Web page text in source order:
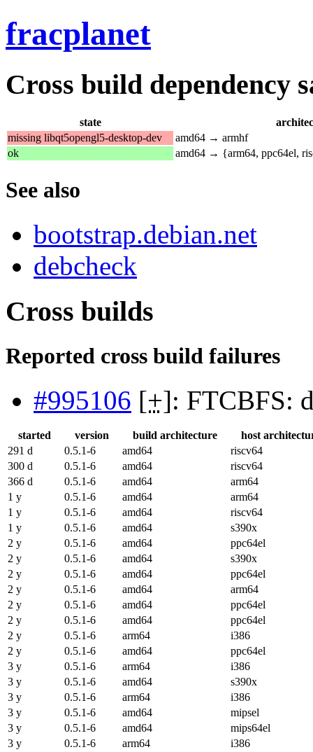
fracplanet
Cross build dependency
state
missing libqt5opengl5-desktop-dev
amd64 → armhf
ok
amd64 → {arm64, ppc64el,
See also
bootstrap.debian.net
debcheck
Cross builds
Reported cross build failures
#995106 [+]: FTCBFS:
started version build architecture
host
291 d
0.5.1-6 amd64
riscv64
300 d
0.5.1-6 amd64
riscv64
366 d
0.5.1-6 amd64
arm64
1 y
0.5.1-6 amd64
arm64
1 y
0.5.1-6 amd64
riscv64
1 y
0.5.1-6 amd64
s390x
2 y
0.5.1-6 amd64
ppc64el
2 y
0.5.1-6 amd64
s390x
2 y
0.5.1-6 amd64
ppc64el
2 y
0.5.1-6 amd64
arm64
2 y
0.5.1-6 amd64
ppc64el
2 y
0.5.1-6 amd64
ppc64el
2 y
0.5.1-6 arm64
i386
2 y
0.5.1-6 amd64
ppc64el
3 y
0.5.1-6 arm64
i386
3 y
0.5.1-6 amd64
s390x
3 y
0.5.1-6 arm64
i386
3 y
0.5.1-6 amd64
mipsel
3 y
0.5.1-6 amd64
mips64el
3 y
0.5.1-6 arm64
i386